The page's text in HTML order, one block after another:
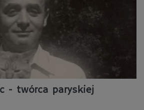
- twórca paryskiej